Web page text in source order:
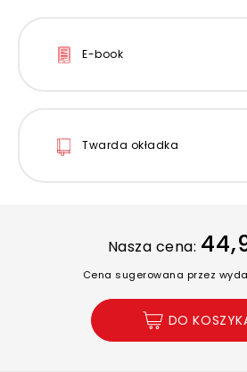
E-book
Twarda okładka
Nasza cena:
Cena sugerowana przez
DO